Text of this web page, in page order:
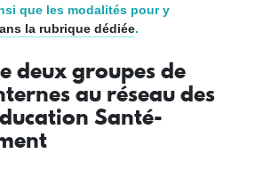
que les modalités pour y
la rubrique dédiée.
deux groupes de
au réseau des
Santé-